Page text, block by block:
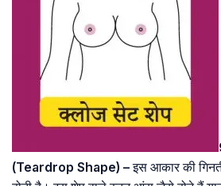
(Teardrop Shape) –इस आकार की